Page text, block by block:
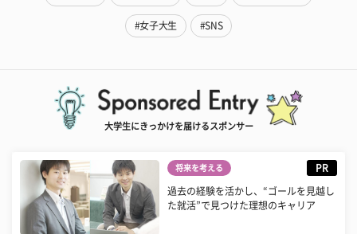
#女子大生 #SNS
大学生にきっかけを届けるスポンサー
将来を考える PR
過去の経験を活かし、“ゴールを見越し
た就活”で見つけた理想のキャリア